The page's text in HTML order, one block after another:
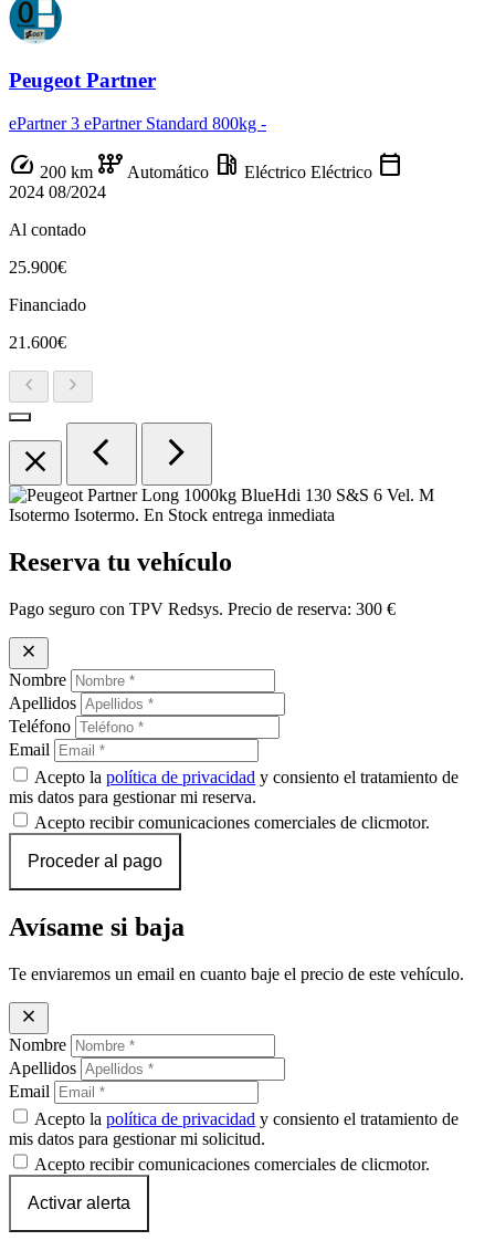
Peugeot Partner
ePartner 3 ePartner Standard 800kg -
speed 200 km auto_transmission Automático local_gas_station Eléctrico Eléctrico calendar_today
2024 08/2024
Al contado
25.900€
Financiado
21.600€
chevron_left chevron_right
close chevron_left chevron_right
Reserva tu vehículo
Pago seguro con TPV Redsys. Precio de reserva: 300 €
close
Nombre
Apellidos
Teléfono
Email
Acepto lapolítica de privacidad y consiento el tratamiento de
mis datos para gestionar mi reserva.
Acepto recibir comunicaciones comerciales de clicmotor.
Proceder al pago
Avísame si baja
Te enviaremos un email en cuanto baje el precio de este vehículo.
close
Nombre
Apellidos
Email
Acepto lapolítica de privacidad y consiento el tratamiento de
mis datos para gestionar mi solicitud.
Acepto recibir comunicaciones comerciales de clicmotor.
Activar alerta